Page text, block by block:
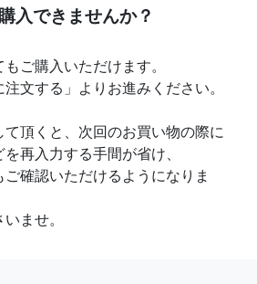
入できませんか？
ご購入いただけます。
注文する」よりお進みください。
頂くと、次回のお買い物の際に
再入力する手間が省け、
確認いただけるようになりま
ませ。